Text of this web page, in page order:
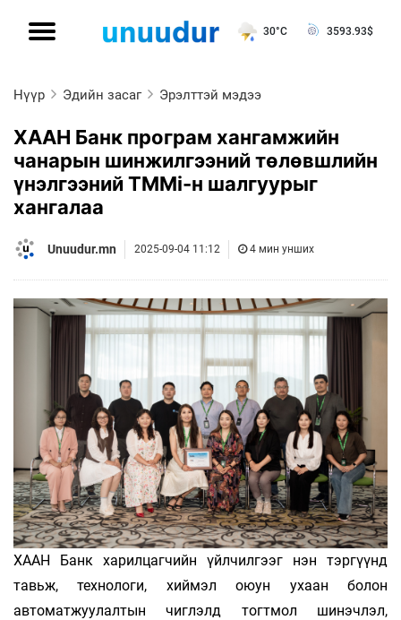
30°C 3593.93$
Нүүр Эдийн засаг Эрэлттэй мэдээ
ХААН Банк програм хангамжийн
чанарын шинжилгээний төлөвшлийн
үнэлгээний TMMi-н шалгуурыг
хангалаа
Unuudur.mn 2025-09-04 11:12 4 мин унших
ХААН Банк харилцагчийн үйлчилгээг нэн тэргүүнд
тавьж, технологи, хиймэл оюун ухаан болон
автоматжуулалтын чиглэлд тогтмол шинэчлэл,